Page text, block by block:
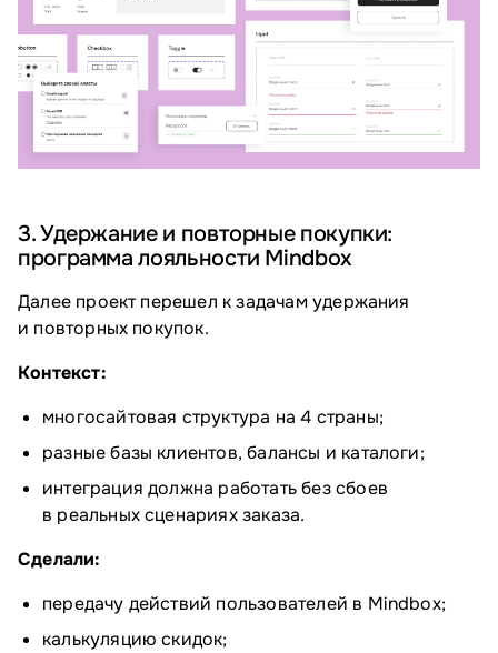
3. Удержание и повторные покупки:
программа лояльности Mindbox
Далее проект перешел к задачам удержания
и повторных покупок.
Контекст:
многосайтовая структура на 4 страны;
разные базы клиентов, балансы и каталоги;
интеграция должна работать без сбоев
в реальных сценариях заказа.
Сделали:
передачу действий пользователей в Mindbox;
калькуляцию скидок;